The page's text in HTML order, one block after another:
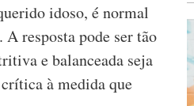
idoso, é normal
resposta pode ser tão
e balanceada seja
à medida que